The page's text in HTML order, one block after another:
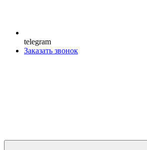
telegram
Заказать звонок